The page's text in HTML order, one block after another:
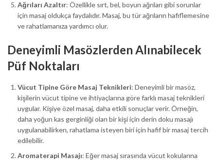
Ağrıları Azaltır: Özellikle sırt, bel, boyun ağrıları gibi sorunlar
için masaj oldukça faydalıdır. Masaj, bu tür ağrıların hafiflemesine
ve rahatlamanıza yardımcı olur.
Deneyimli Masözlerden Alınabilecek
Püf Noktaları
Vücut Tipine Göre Masaj Teknikleri: Deneyimli bir masöz,
kişilerin vücut tipine ve ihtiyaçlarına göre farklı masaj teknikleri
uygular. Kişiye özel masaj, daha etkili sonuçlar verir. Örneğin,
daha yoğun kas gerginliği olan bir kişi için derin doku masajı
uygulanabilirken, rahatlama isteyen biri için hafif bir masaj tercih
edilebilir.
Aromaterapi Masajı: Eğer masaj sırasında vücut kokularına